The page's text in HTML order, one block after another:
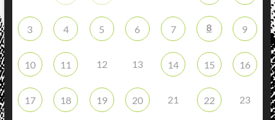
3 4 5 6 7 8 9
10 11 12 13 14 15 16
17 18 19 20 21 22 23